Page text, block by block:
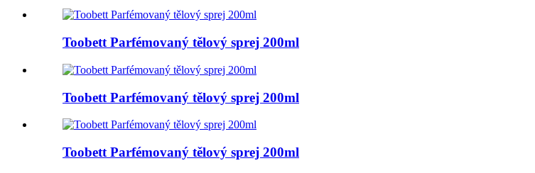
Toobett Parfémovaný tělový sprej 200ml
Toobett Parfémovaný tělový sprej 200ml
Toobett Parfémovaný tělový sprej 200ml